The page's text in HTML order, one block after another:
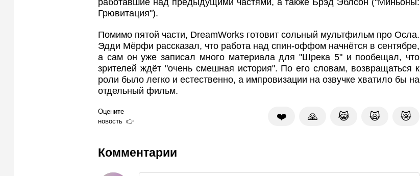
работавшие над предыдущими частями, а также Брэд Эблсон ("Миньоны:
Грювитация").
Помимо пятой части, DreamWorks готовит сольный мультфильм про Осла.
Эдди Мёрфи рассказал, что работа над спин-оффом начнётся в сентябре,
а сам он уже записал много материала для "Шрека 5" и пообещал, что
зрителей ждёт "очень смешная история". По его словам, возвращаться к
роли было легко и естественно, а импровизации на озвучке хватило бы на
отдельный фильм.
Оцените
новость
❤️ 🙏 😹 🙀 😿
Комментарии